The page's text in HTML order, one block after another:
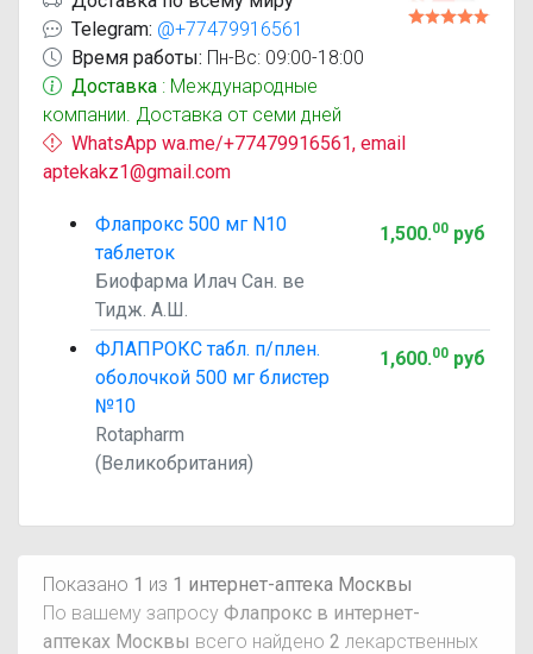
Telegram: @+77479916561
Время работы: Пн-Вс: 09:00-18:00
Доставка : Международные
компании. Доставка от семи дней
WhatsApp wa.me/+77479916561, email
aptekakz1@gmail.com
Флапрокс 500 мг N10
таблеток
Биофарма Илач Сан. ве
Тидж. А.Ш.
1,500.00руб
ФЛАПРОКС табл. п/плен.
оболочкой 500 мг блистер
№10
Rotapharm
(Великобритания)
1,600.00руб
Показано 1 из 1 интернет-аптека Москвы
По вашему запросу Флапрокс в интернет-
аптеках Москвы всего найдено 2 лекарственных